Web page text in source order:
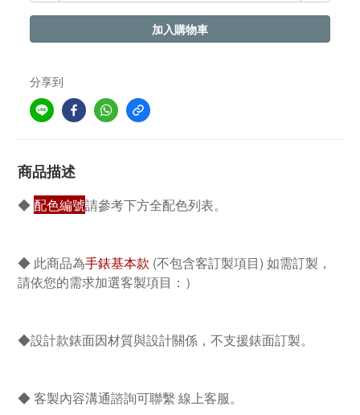
加入購物車
分享到
商品描述
◆配色編號請參考下方全配色列表。
◆ 此商品為手錶基本款 (不包含客訂製項目) 如需訂製，
請依您的需求加選客製項目：）
◆設計款錶面因材質與設計關係，不支援錶面訂製。
◆ 客製內容溝通諮詢可聯繫 線上客服。